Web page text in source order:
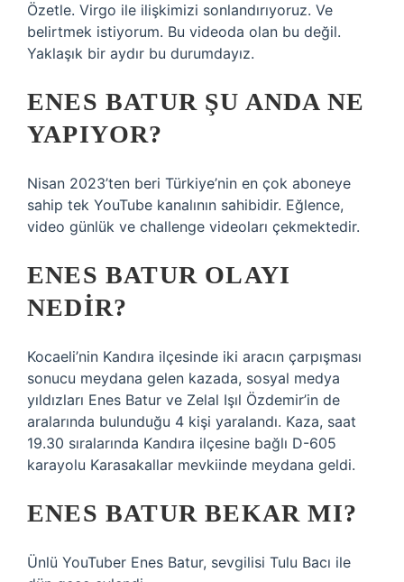
Özetle. Virgo ile ilişkimizi sonlandırıyoruz. Ve
belirtmek istiyorum. Bu videoda olan bu değil.
Yaklaşık bir aydır bu durumdayız.
ENES BATUR ŞU ANDA NE
YAPIYOR?
Nisan 2023’ten beri Türkiye’nin en çok aboneye
sahip tek YouTube kanalının sahibidir. Eğlence,
video günlük ve challenge videoları çekmektedir.
ENES BATUR OLAYI
NEDIR?
Kocaeli’nin Kandıra ilçesinde iki aracın çarpışması
sonucu meydana gelen kazada, sosyal medya
yıldızları Enes Batur ve Zelal Işıl Özdemir’in de
aralarında bulunduğu 4 kişi yaralandı. Kaza, saat
19.30 sıralarında Kandıra ilçesine bağlı D-605
karayolu Karasakallar mevkiinde meydana geldi.
ENES BATUR BEKAR MI?
Ünlü YouTuber Enes Batur, sevgilisi Tulu Bacı ile